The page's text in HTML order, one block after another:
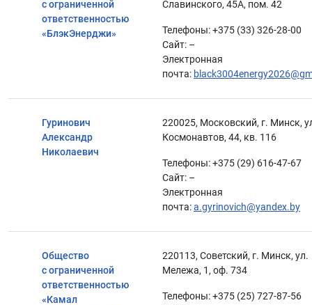
с ограниченной
ответственностью
«БлэкЭнерджи»
Славинского, 45А, пом. 42
Телефоны: +375 (33) 326-28-00
Сайт: –
Электронная
почта:
Гуринович
Александр
Николаевич
220025, Московский, г. Минск,
Космонавтов, 44, кв. 116
Телефоны: +375 (29) 616-47-67
Сайт: –
Электронная
почта:a.gyrinovich@yandex.by
Общество
с ограниченной
ответственностью
«Камал
220113, Советский, г. Минск, ул.
Мележа, 1, оф. 734
Телефоны: +375 (25) 727-87-56